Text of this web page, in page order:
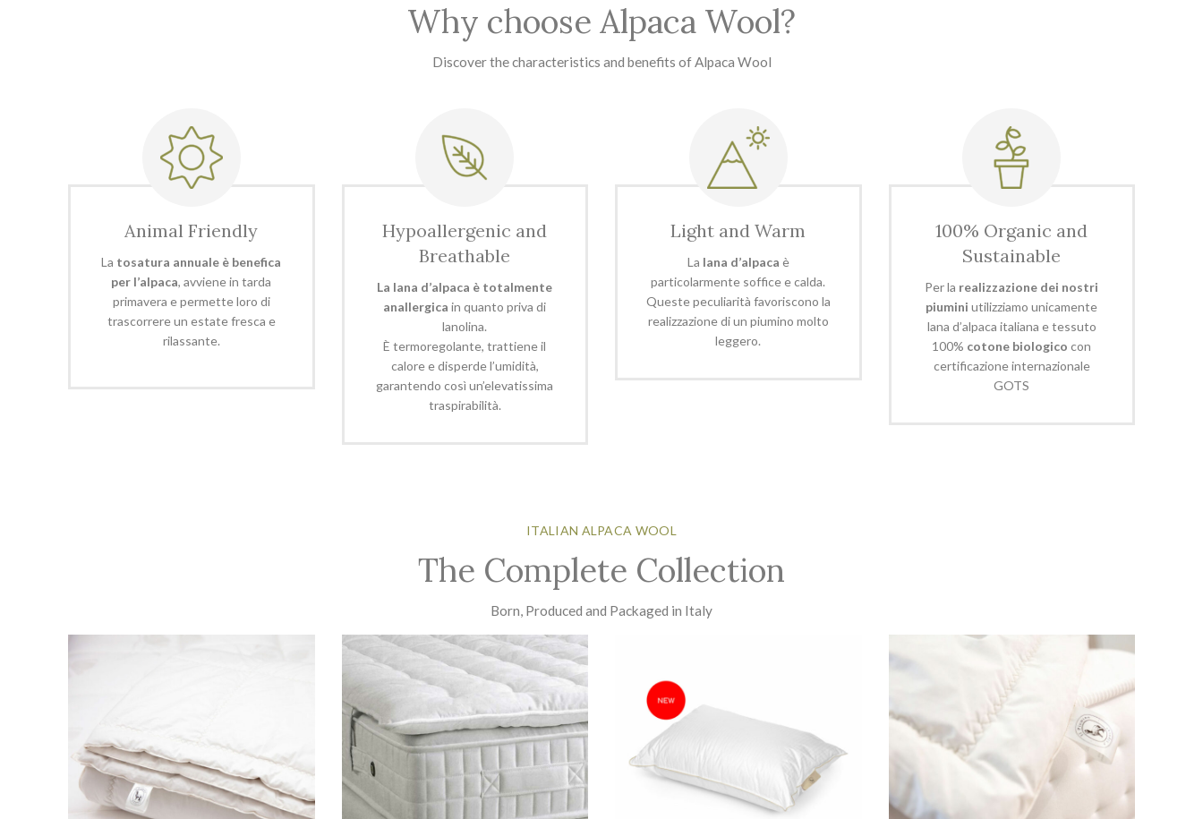
Why choose Alpaca Wool?
Discover the characteristics and benefits of Alpaca Wool
Animal Friendly
La tosatura annuale è benefica
per l’alpaca, avviene in tarda
primavera e permette loro di
trascorrere un estate fresca e
rilassante.
Hypoallergenic and
Breathable
La lana d’alpaca è totalmente
anallergica in quanto priva di
lanolina.
È termoregolante, trattiene il
calore e disperde l’umidità,
garantendo così un’elevatissima
traspirabilità.
Light and Warm
La lana d’alpaca è
particolarmente soffice e calda.
Queste peculiarità favoriscono la
realizzazione di un piumino molto
leggero.
100% Organic and
Sustainable
Per la realizzazione dei nostri
piumini utilizziamo unicamente
lana d’alpaca italiana e tessuto
100% cotone biologico con
certificazione internazionale
GOTS
ITALIAN ALPACA WOOL
The Complete Collection
Born, Produced and Packaged in Italy